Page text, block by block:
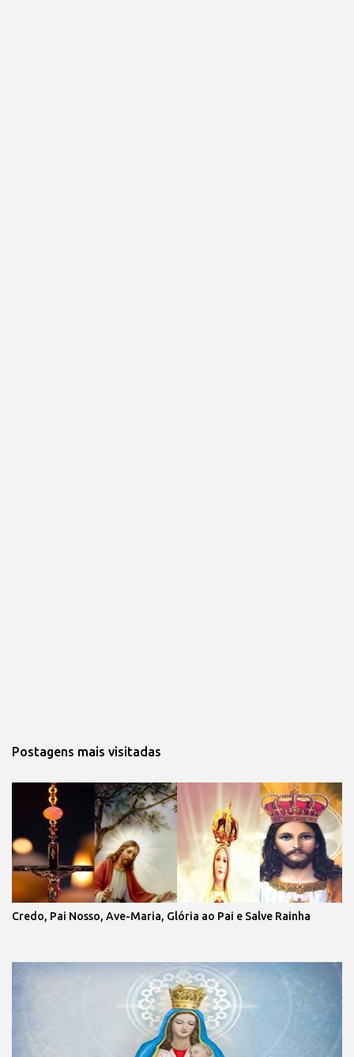
Postagens mais visitadas
Credo, Pai Nosso, Ave-Maria, Glória ao Pai e Salve Rainha